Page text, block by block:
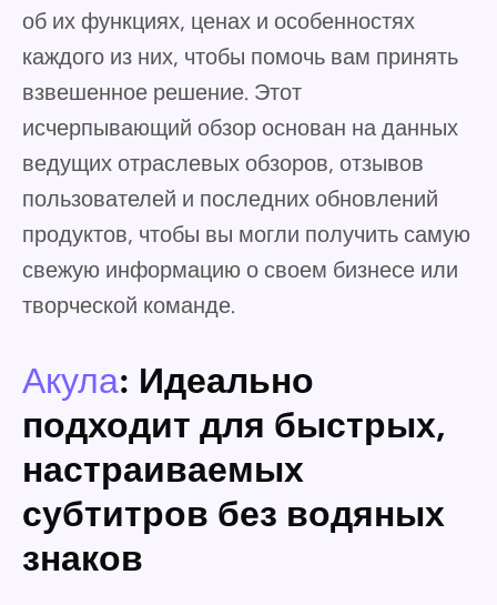
об их функциях, ценах и особенностях
каждого из них, чтобы помочь вам принять
взвешенное решение. Этот
исчерпывающий обзор основан на данных
ведущих отраслевых обзоров, отзывов
пользователей и последних обновлений
продуктов, чтобы вы могли получить самую
свежую информацию о своем бизнесе или
творческой команде.
Акула: Идеально
подходит для быстрых,
настраиваемых
субтитров без водяных
знаков